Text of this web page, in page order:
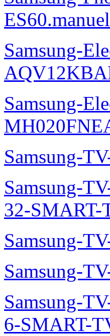
Samsung-
Samsung-
Samsung-
Samsung-
32-SMART-
Samsung-
Samsung-
Samsung-
6-SMART-